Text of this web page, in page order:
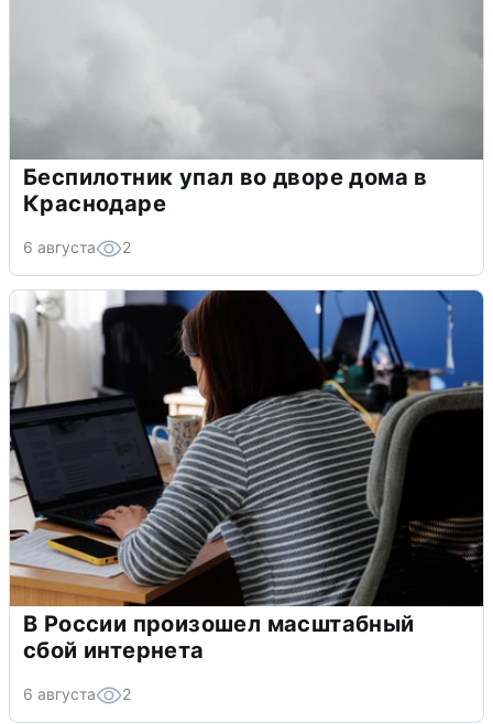
Беспилотник упал во дворе дома в
Краснодаре
6 августа 2
В России произошел масштабный
сбой интернета
6 августа 2